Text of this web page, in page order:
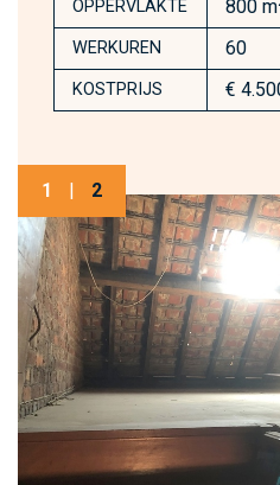
OPPERVLAKTE 800 m
WERKUREN 60
KOSTPRIJS €
1 | 2